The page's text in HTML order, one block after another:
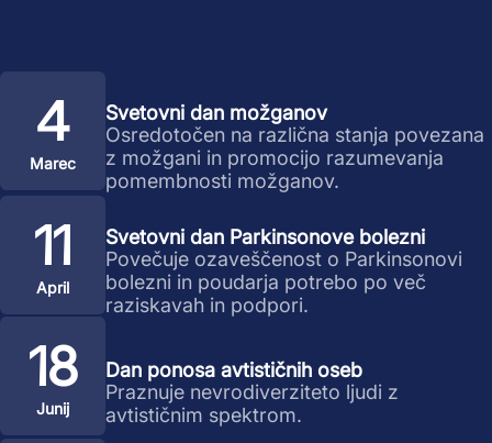
4
Marec
Svetovni dan možganov
Osredotočen na različna stanja povezana
z možgani in promocijo razumevanja
pomembnosti možganov.
11
April
Svetovni dan Parkinsonove bolezni
Povečuje ozaveščenost o Parkinsonovi
bolezni in poudarja potrebo po več
raziskavah in podpori.
18
Junij
Dan ponosa avtističnih oseb
Praznuje nevrodiverziteto ljudi z
avtističnim spektrom.